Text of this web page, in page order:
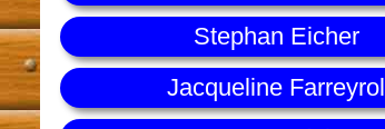
Stephan Eicher
Jacqueline Farreyrol